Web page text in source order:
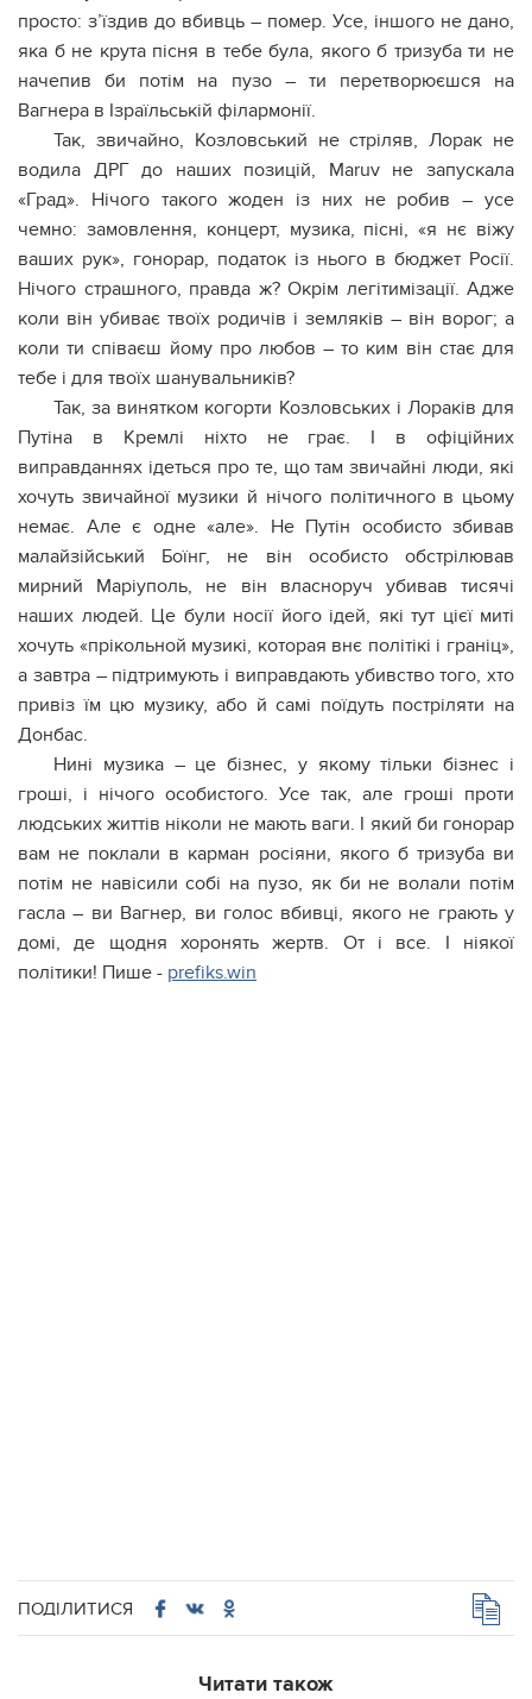
просто: з’їздив до вбивць – помер. Усе, іншого не дано,
яка б не крута пісня в тебе була, якого б тризуба ти не
начепив би потім на пузо – ти перетворюєшся на
Вагнера в Ізраїльській філармонії.
Так, звичайно, Козловський не стріляв, Лорак не
водила ДРГ до наших позицій, Maruv не запускала
«Град». Нічого такого жоден із них не робив – усе
чемно: замовлення, концерт, музика, пісні, «я нє віжу
ваших рук», гонорар, податок із нього в бюджет Росії.
Нічого страшного, правда ж? Окрім легітимізації. Адже
коли він убиває твоїх родичів і земляків – він ворог; а
коли ти співаєш йому про любов – то ким він стає для
тебе і для твоїх шанувальників?
Так, за винятком когорти Козловських і Лораків для
Путіна в Кремлі ніхто не грає. І в офіційних
виправданнях ідеться про те, що там звичайні люди, які
хочуть звичайної музики й нічого політичного в цьому
немає. Але є одне «але». Не Путін особисто збивав
малайзійський Боїнг, не він особисто обстрілював
мирний Маріуполь, не він власноруч убивав тисячі
наших людей. Це були носії його ідей, які тут цієї миті
хочуть «прікольной музикі, которая внє політікі і граніц»,
а завтра – підтримують і виправдають убивство того, хто
привіз їм цю музику, або й самі поїдуть постріляти на
Донбас.
Нині музика – це бізнес, у якому тільки бізнес і
гроші, і нічого особистого. Усе так, але гроші проти
людських життів ніколи не мають ваги. І який би гонорар
вам не поклали в карман росіяни, якого б тризуба ви
потім не навісили собі на пузо, як би не волали потім
гасла – ви Вагнер, ви голос вбивці, якого не грають у
домі, де щодня хоронять жертв. От і все. І ніякої
політики! Пише - prefiks.win
ПОДІЛИТИСЯ
Читати також